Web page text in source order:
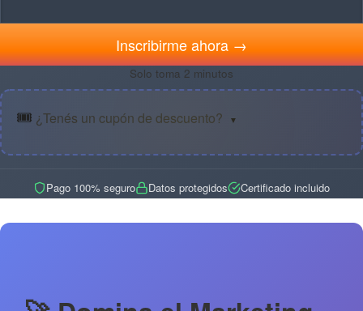
Inscribirme ahora →
Solo toma 2 minutos
🎟️ ¿Tenés un cupón de descuento? ▼
Pago 100% seguro Datos protegidos Certificado incluido